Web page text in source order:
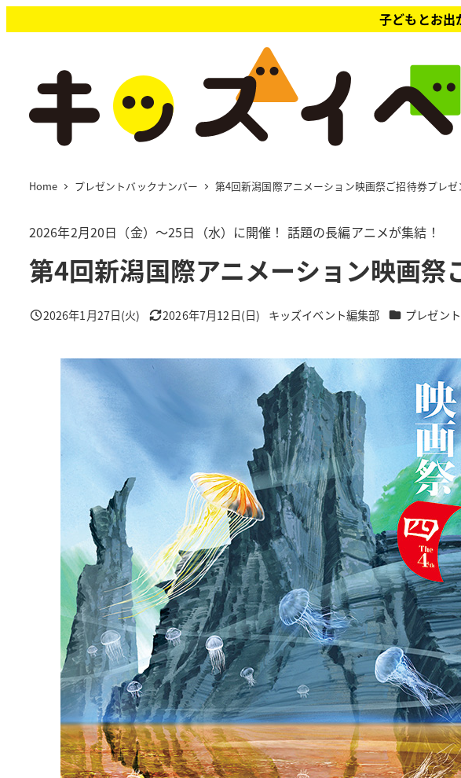
イ
子どもとお出
Home プレゼントバックナンバー 第4回新潟国際アニメーション映画祭ご招待券プレゼ
2026年2月20日（金）～25日（水）に開催！ 話題の長編アニメが集結！
第4回新潟国際アニメーション映画祭
投稿日
2026年1月27日(火) 更新日
2026年7月12日(日)
著
キッズイベント編集部 カテゴリー
プレゼン